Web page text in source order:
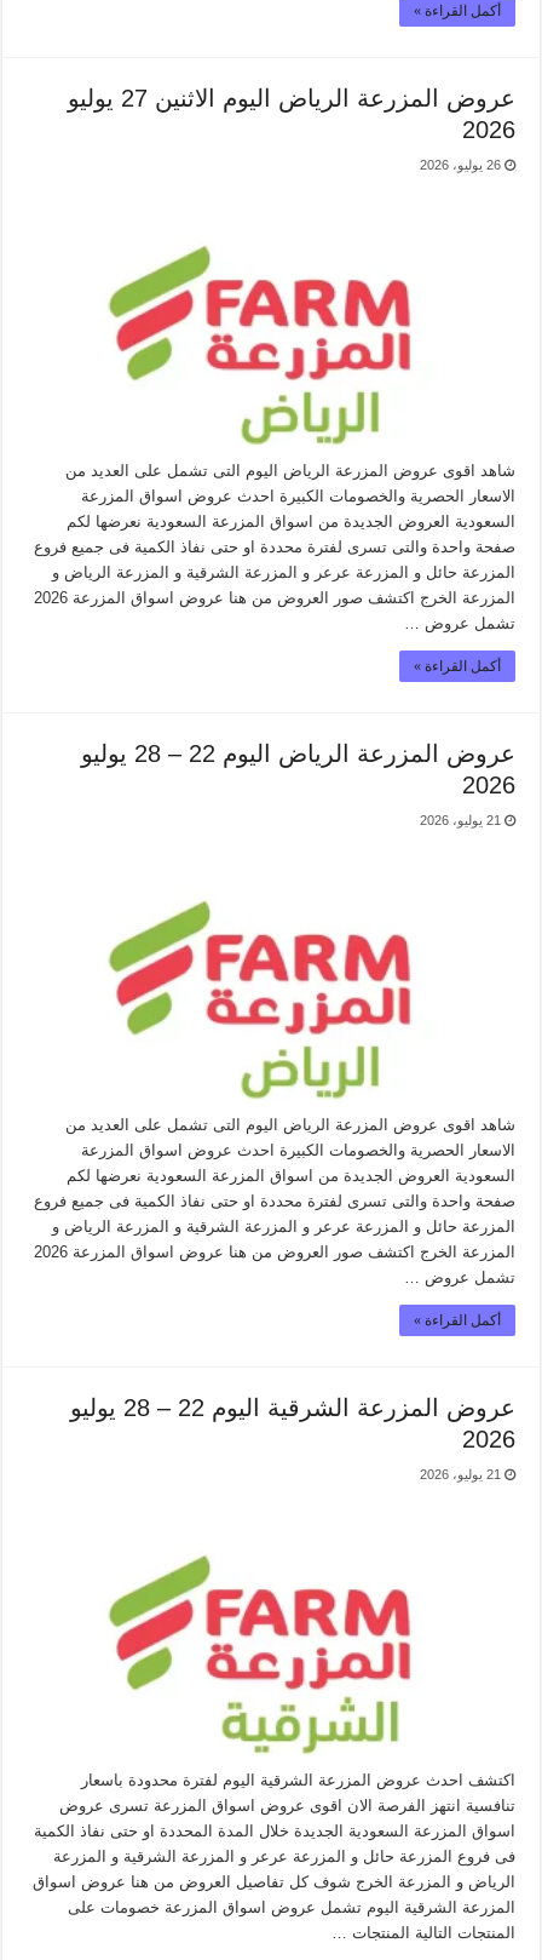
أكمل القراءة »
عروض المزرعة الرياض اليوم الاثنين 27 يوليو
2026
26 يوليو، 2026
شاهد اقوى عروض المزرعة الرياض اليوم التى تشمل على العديد من
الاسعار الحصرية والخصومات الكبيرة احدث عروض اسواق المزرعة
السعودية العروض الجديدة من اسواق المزرعة السعودية نعرضها لكم
صفحة واحدة والتى تسرى لفترة محددة او حتى نفاذ الكمية فى جميع فروع
المزرعة حائل و المزرعة عرعر و المزرعة الشرقية و المزرعة الرياض و
المزرعة الخرج اكتشف صور العروض من هنا عروض اسواق المزرعة 2026
تشمل عروض …
أكمل القراءة »
عروض المزرعة الرياض اليوم 22 – 28 يوليو
2026
21 يوليو، 2026
شاهد اقوى عروض المزرعة الرياض اليوم التى تشمل على العديد من
الاسعار الحصرية والخصومات الكبيرة احدث عروض اسواق المزرعة
السعودية العروض الجديدة من اسواق المزرعة السعودية نعرضها لكم
صفحة واحدة والتى تسرى لفترة محددة او حتى نفاذ الكمية فى جميع فروع
المزرعة حائل و المزرعة عرعر و المزرعة الشرقية و المزرعة الرياض و
المزرعة الخرج اكتشف صور العروض من هنا عروض اسواق المزرعة 2026
تشمل عروض …
أكمل القراءة »
عروض المزرعة الشرقية اليوم 22 – 28 يوليو
2026
21 يوليو، 2026
اكتشف احدث عروض المزرعة الشرقية اليوم لفترة محدودة باسعار
تنافسية انتهز الفرصة الان اقوى عروض اسواق المزرعة تسرى عروض
اسواق المزرعة السعودية الجديدة خلال المدة المحددة او حتى نفاذ الكمية
فى فروع المزرعة حائل و المزرعة عرعر و المزرعة الشرقية و المزرعة
الرياض و المزرعة الخرج شوف كل تفاصيل العروض من هنا عروض اسواق
المزرعة الشرقية اليوم تشمل عروض اسواق المزرعة خصومات على
المنتجات التالية المنتجات …